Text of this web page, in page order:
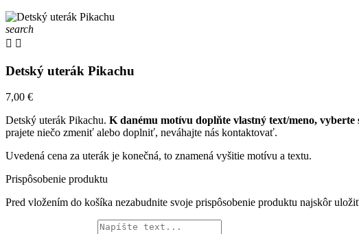
search
 
Detský uterák Pikachu
7,00 €
Detský uterák Pikachu. K danému motívu doplňte vlastný text/meno,
prajete niečo zmeniť alebo doplniť, neváhajte nás kontaktovať.
Uvedená cena za uterák je konečná, to znamená vyšitie motívu a textu.
Prispôsobenie produktu
Pred vložením do košíka nezabudnite svoje prispôsobenie produktu najskôr